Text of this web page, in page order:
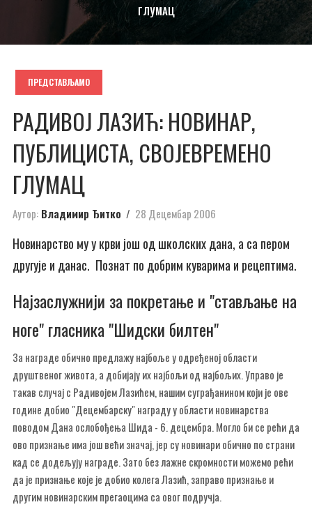
ГЛУМАЦ
ПРЕДСТАВЉАМО
РАДИВОЈ ЛАЗИЋ: НОВИНАР,
ПУБЛИЦИСТА, СВОЈЕВРЕМЕНО
ГЛУМАЦ
Аутор: Владимир Ђитко 28 Децембар 2006
Новинарство му у крви још од школских дана, а са пером
другује и данас. Познат по добрим куварима и рецептима.
Најзаслужнији за покретање и "стављање на
ноге" гласника "Шидски билтен"
За награде обично предлажу најбоље у одређеној области
друштвеног живота, а добијају их најбољи од најбољих. Управо је
такав случај с Радивојем Лазићем, нашим суграђанином који је ове
године добио "Децембарску" награду у области новинарства
поводом Дана ослобођења Шида - 6. децембра. Могло би се рећи да
ово признање има још већи значај, јер су новинари обично по страни
кад се додељују награде. Зато без лажне скромности можемо рећи
да је признање које је добио колега Лазић, заправо признање и
другим новинарским прегаоцима са овог подручја.